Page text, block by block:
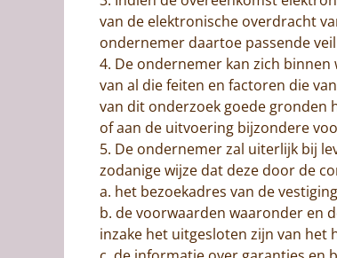
van de elektronische overdracht
ondernemer daartoe passende
4. De ondernemer kan zich
van al die feiten en factoren die
van dit onderzoek goede gronden
of aan de uitvoering bijzondere
5. De ondernemer zal uiterlijk bij
zodanige wijze dat deze door de
a. het bezoekadres van de
b. de voorwaarden waaronder en
inzake het uitgesloten zijn van het